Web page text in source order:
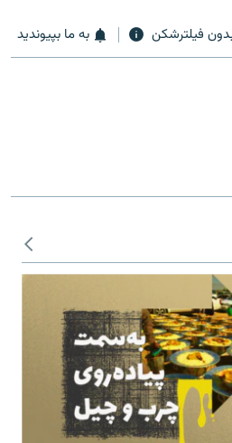
فیلترشکن به ما بپیوندید